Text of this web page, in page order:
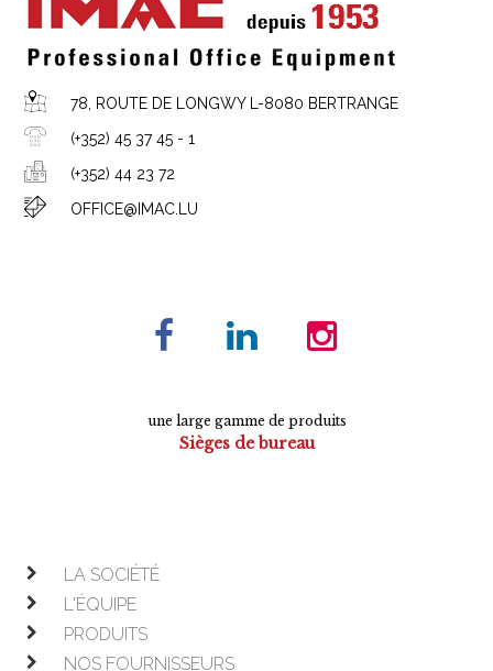
78, ROUTE DE LONGWY L-8080 BERTRANGE
(+352) 45 37 45 - 1
(+352) 44 23 72
OFFICE@IMAC.LU
une large gamme de produits
Sièges de bureau
LA SOCIÉTÉ
L'ÉQUIPE
PRODUITS
NOS FOURNISSEURS